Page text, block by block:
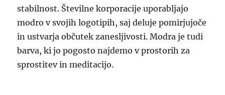
stabilnost. Številne korporacije uporabljajo
modro v svojih logotipih, saj deluje pomirjujoče
in ustvarja občutek zanesljivosti. Modra je tudi
barva, ki jo pogosto najdemo v prostorih za
sprostitev in meditacijo.